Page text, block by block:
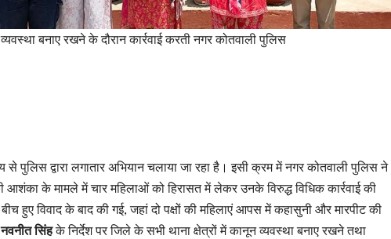
व्यवस्था बनाए रखने के दौरान कार्रवाई करती नगर कोतवाली पुलिस
से पुलिस द्वारा लगातार अभियान चलाया जा रहा है। इसी क्रम में नगर कोतवाली पुलिस ने
आशंका के मामले में चार महिलाओं को हिरासत में लेकर उनके विरुद्ध विधिक कार्रवाई की
हुए विवाद के बाद की गई, जहां दो पक्षों की महिलाएं आपस में कहासुनी और मारपीट की
नवनीत सिंहके निर्देश पर जिले के सभी थाना क्षेत्रों में कानून व्यवस्था बनाए रखने तथा